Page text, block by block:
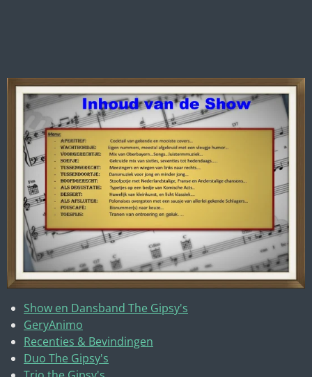
Show en Dansband The Gipsy's
GeryAnimo
Recenties & Bevindingen
Duo The Gipsy's